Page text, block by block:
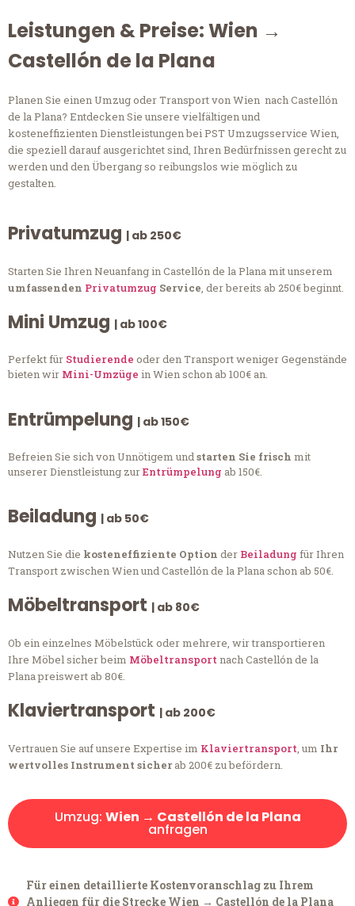
Leistungen & Preise: Wien →
Castellón de la Plana
Planen Sie einen Umzug oder Transport von Wien nach Castellón
de la Plana? Entdecken Sie unsere vielfältigen und
kosteneffizienten Dienstleistungen bei PST Umzugsservice Wien,
die speziell darauf ausgerichtet sind, Ihren Bedürfnissen gerecht zu
werden und den Übergang so reibungslos wie möglich zu
gestalten.
Privatumzug | ab 250€
Starten Sie Ihren Neuanfang in Castellón de la Plana mit unserem
umfassenden Privatumzug Service, der bereits ab 250€ beginnt.
Mini Umzug | ab 100€
Perfekt für Studierende oder den Transport weniger Gegenstände
bieten wir Mini-Umzüge in Wien schon ab 100€ an.
Entrümpelung | ab 150€
Befreien Sie sich von Unnötigem undstarten Sie frisch mit
unserer Dienstleistung zurEntrümpelung ab 150€.
Beiladung | ab 50€
Nutzen Sie die kosteneffiziente Option der Beiladung für Ihren
Transport zwischen Wien und Castellón de la Plana schon ab 50€.
Möbeltransport | ab 80€
Ob ein einzelnes Möbelstück oder mehrere, wir transportieren
Ihre Möbel sicher beim Möbeltransportnach Castellón de la
Plana preiswert ab 80€.
Klaviertransport | ab 200€
Vertrauen Sie auf unsere Expertise im Klaviertransport, um Ihr
wertvolles Instrument sicherab 200€ zu befördern.
Umzug: Wien → Castellón de la Plana
anfragen
Für einen detaillierte Kostenvoranschlag zu Ihrem
Anliegen für die Strecke Wien → Castellón de la Plana